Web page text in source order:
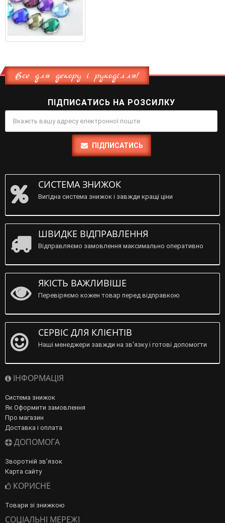
Все для декору і рукоділля!
ПІДПИСАТИСЬ НА РОЗСИЛКУ
ПІДПИСАТИСЬ
СИСТЕМА ЗНИЖОК
Вигідна система знижок і завжди кращі ціни
ШВИДКЕ ВІДПРАВЛЕННЯ
Відправляємо замовлення максимально оперативно
ЯКІСТЬ ВАЖЛИВІШЕ
Перевіряємо кожен товар перед відправкою
СЕРВІС ДЛЯ КЛІЄНТІВ
Наші менеджери завжди на зв'язку і готові допомогти
ІНФОРМАЦІЯ
Система знижок
Як Оформити замовлення
Про магазин
Доставка і оплата
ДОПОМОГА
Зворотній зв’язок
Карта сайту
КОРИСНЕ
Товари зі знижкою
СОЦІАЛЬНІ МЕРЕЖІ